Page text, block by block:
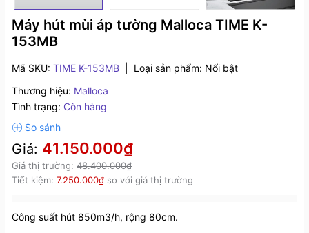
Máy hút mùi áp tường Malloca TIME K-
153MB
Mã SKU: TIME K-153MB Loại sản phẩm: Nổi bật
Thương hiệu: Malloca
Tình trạng: Còn hàng
Giá: 41.150.000₫
Giá thị trường: 48.400.000₫
Tiết kiệm: 7.250.000₫ so với giá thị trường
Công suất hút 850m3/h, rộng 80cm.